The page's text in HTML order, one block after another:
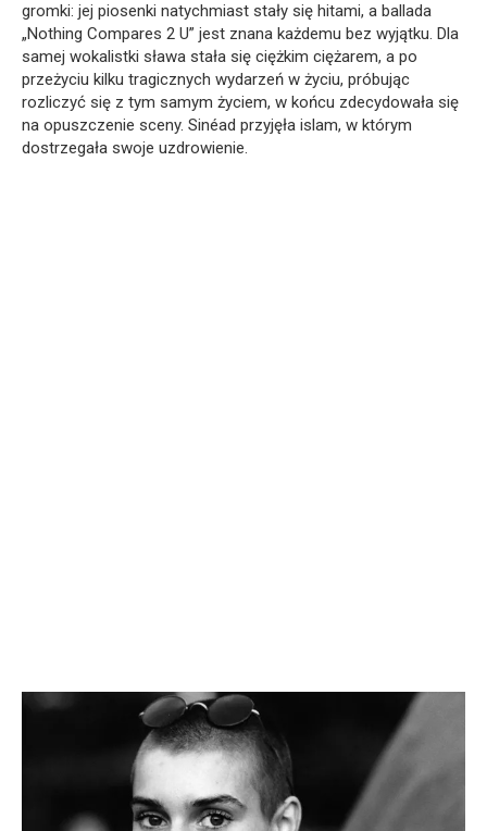
gromki: jej piosenki natychmiast stały się hitami, a ballada
„Nothing Compares 2 U” jest znana każdemu bez wyjątku. Dla
samej wokalistki sława stała się ciężkim ciężarem, a po
przeżyciu kilku tragicznych wydarzeń w życiu, próbując
rozliczyć się z tym samym życiem, w końcu zdecydowała się
na opuszczenie sceny. Sinéad przyjęła islam, w którym
dostrzegała swoje uzdrowienie.